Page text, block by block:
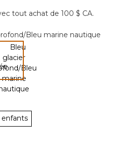
tout achat de 100 $ CA.
Bleu marine nautique